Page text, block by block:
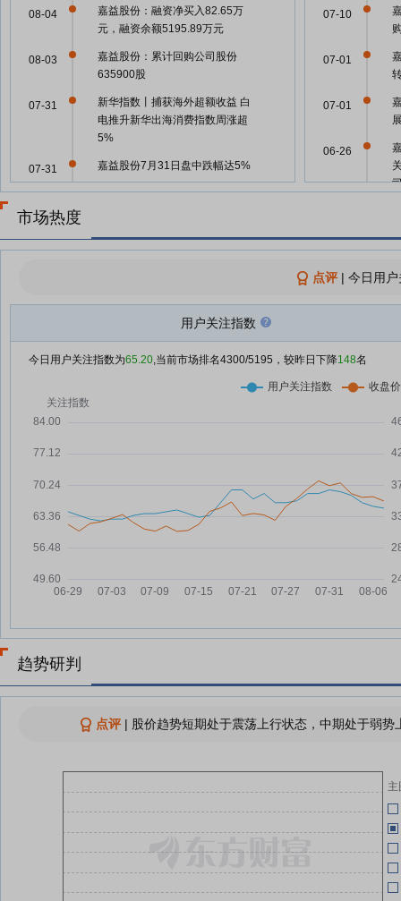
嘉益股份：融资净买入82.65万
元，融资余额5195.89万元
08-04
嘉益股份：累计回购公司股份
635900股
08-03
新华指数丨捕获海外超额收益 白
电推升新华出海消费指数周涨超
5%
07-31
嘉益股份7月31日盘中跌幅达5%
07-31
嘉益股份：融资净偿还172万元，
嘉益股份：融资净偿还61.16万
07-28
07-27
07-24
嘉益股份：融资净偿还12.29万
元，融资余额5738.26万元
07-23
嘉益股份：融资净买入54.93万
342800股
07-21
07-21
07-21
嘉益股份：融资净买入91.95万
07-10
07-01
07-01
06-26
06-24
06-11
06-10
市场热度
点评| 今日用
用户关注指数
今日用户关注指数为65.20,当前市场排名4300/5195，较昨日下降148名
趋势研判
点评| 股价趋势短期处于震荡上行状态，中期处于弱
主